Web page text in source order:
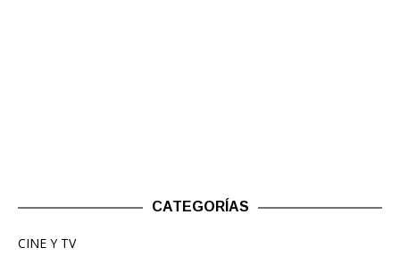
CATEGORÍAS
CINE Y TV